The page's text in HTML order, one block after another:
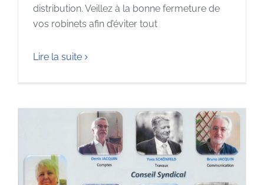
distribution. Veillez à la bonne fermeture de
vos robinets afin d’éviter tout
Lire la suite